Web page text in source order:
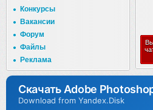
Конкурсы
Вакансии
Форум
Файлы
Реклама
Скачать Adobe
Download from Yandex.Disk